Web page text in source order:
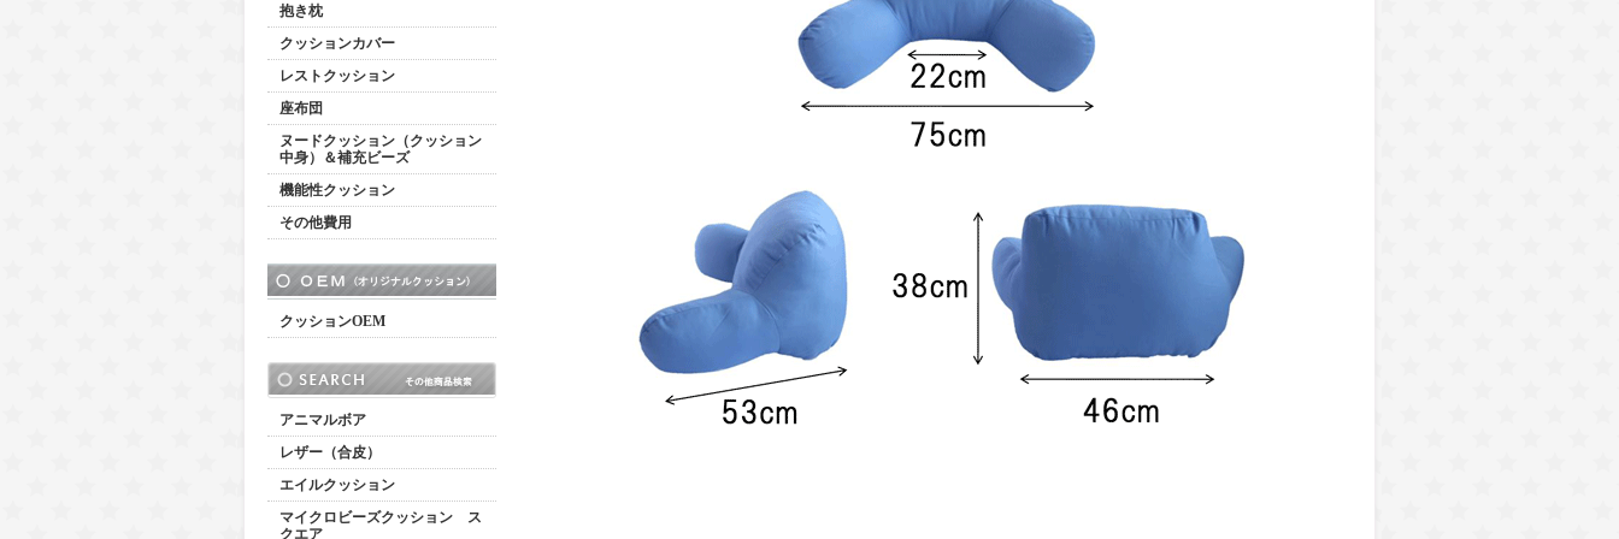
抱き枕
クッションカバー
レストクッション
座布団
ヌードクッション（クッション
中身）＆補充ビーズ
機能性クッション
その他費用
クッションOEM
アニマルボア
レザー（合皮）
エイルクッション
マイクロビーズクッション ス
クエア